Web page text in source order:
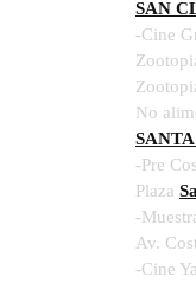
SAN
-Cine
No
-Pre
Plaza
-
Av.
-Cine